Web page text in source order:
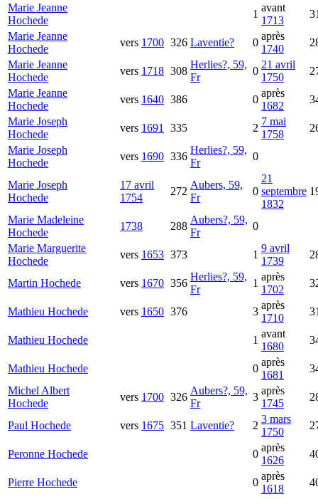
Marie Jeanne
Hochede
1
avant
1713
Marie Jeanne
Hochede
vers 1700 326 Laventie? 0
après
1740
Marie Jeanne
Hochede
vers 1718 308
Herlies?, 59,
Fr
0
21 avril
1750
Marie Jeanne
Hochede
vers 1640 386 0
après
1682
Marie Joseph
Hochede
vers 1691 335 2
7 mai
1758
Marie Joseph
Hochede
vers 1690 336
Herlies?, 59,
Fr
0
Marie Joseph
Hochede
17 avril
1754
272
Aubers, 59,
Fr
0
21
septembre
1832
Marie Madeleine
Hochede
1738 288
Aubers?, 59,
Fr
0
Marie Marguerite
Hochede
vers 1653 373 1
9 avril
1739
Martin Hochede vers 1670 356
Herlies?, 59,
Fr
1
après
1702
Mathieu Hochede vers 1650 376 3
après
1710
Mathieu Hochede 1
avant
1680
Mathieu Hochede 0
après
1681
Michel Albert
Hochede
vers 1700 326
Aubers?, 59,
Fr
3
après
1745
Paul Hochede vers 1675 351 Laventie? 2
3 mars
1750
Peronne Hochede 0
après
1626
Pierre Hochede 0
après
1618